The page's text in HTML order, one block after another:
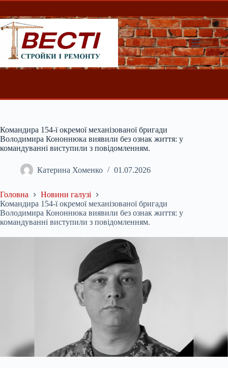
Перейти
вмісту
Командира 154-ї окремої механізованої бригади
Володимира Кононнюка виявили без ознак життя: у
командуванні виступили з повідомленням.
Катерина Хоменко 01.07.2026
Головна
Новини галузі
Командира 154-ї окремої механізованої бригади
Володимира Кононнюка виявили без ознак життя: у
командуванні виступили з повідомленням.